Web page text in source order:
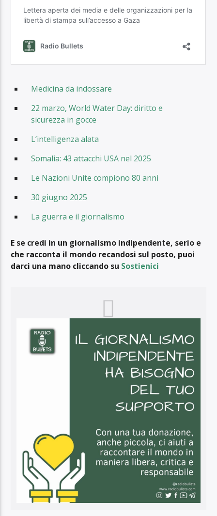
Medicina da indossare
22 marzo, World Water Day: diritto e
sicurezza in gocce
L’intelligenza alata
Somalia: 43 attacchi USA nel 2025
Le Nazioni Unite compiono 80 anni
30 giugno 2025
La guerra e il giornalismo
E se credi in un giornalismo indipendente, serio e
che racconta il mondo recandosi sul posto, puoi
darci una mano cliccando su Sostienici